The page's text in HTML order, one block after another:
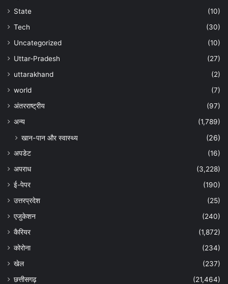
State
(10)
Tech
(30)
Uncategorized
(10)
Uttar-Pradesh
(27)
uttarakhand
(2)
world
(7)
अंतरराष्ट्रीय
(97)
अन्‍य
(1,789)
खान-पान और स्वास्थ्य (26)
अपडेट
(16)
अपराध
(3,228)
ई-पेपर
(190)
उत्तरप्रदेश
(25)
एजुकेशन
(240)
कैरियर
(1,872)
कोरोना
(234)
खेल
(237)
छत्तीसगढ़
(21,464)